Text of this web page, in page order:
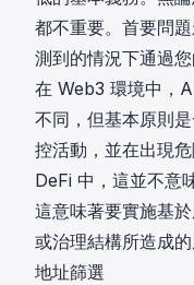
都不重要。首要問
測到的情況下通過您
在 Web3 環境中，
不同，但基本原則
控活動，並在出現
DeFi 中，這並不意
這意味著要實施基
或治理結構所造成的
地址篩選